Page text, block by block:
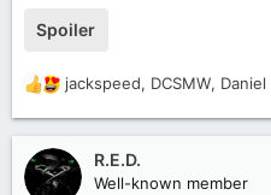
Spoiler
R
e
a
k
t
jackspeed, DCSMW, Daniel
R.E.D.
Well-known member